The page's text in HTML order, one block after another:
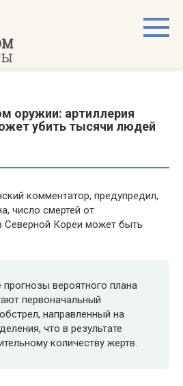
оружии: артиллерия
убить тысячи людей
комментатор, предупредил,
число смертей от
Северной Кореи может быть
вероятного плана
первоначальный
направленный на
что в результате
количеству жертв.